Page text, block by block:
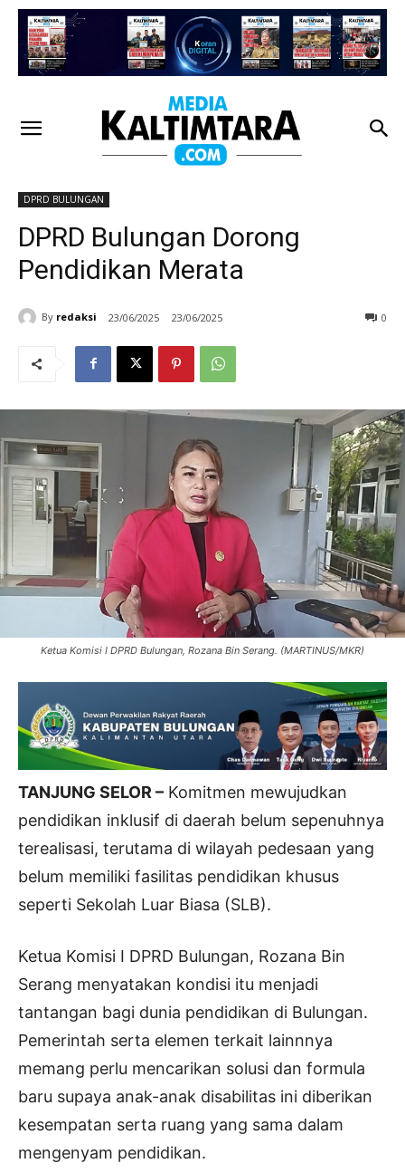
DPRD BULUNGAN
DPRD Bulungan Dorong
Pendidikan Merata
By redaksi 23/06/2025 23/06/2025 0
Ketua Komisi I DPRD Bulungan, Rozana Bin Serang. (MARTINUS/MKR)
TANJUNG SELOR – Komitmen mewujudkan
pendidikan inklusif di daerah belum sepenuhnya
terealisasi, terutama di wilayah pedesaan yang
belum memiliki fasilitas pendidikan khusus
seperti Sekolah Luar Biasa (SLB).
Ketua Komisi I DPRD Bulungan, Rozana Bin
Serang menyatakan kondisi itu menjadi
tantangan bagi dunia pendidikan di Bulungan.
Pemerintah serta elemen terkait lainnnya
memang perlu mencarikan solusi dan formula
baru supaya anak-anak disabilitas ini diberikan
kesempatan serta ruang yang sama dalam
mengenyam pendidikan.